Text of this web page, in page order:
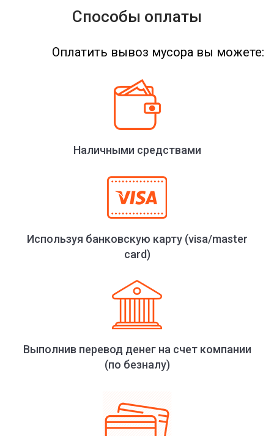
Способы оплаты
Оплатить вывоз мусора вы можете:
Наличными средствами
Используя банковскую карту (visa/master
card)
Выполнив перевод денег на счет компании
(по безналу)